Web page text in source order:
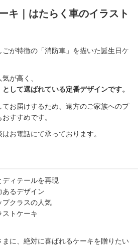
キ｜はたらく車のイラスト
が特徴の「消防車」を描いた誕生日ケ
が高く、
として選ばれている定番デザインです。
お届けするため、遠方のご家族へのプ
すすめです。
お電話にて承っております。
ディテールを再現
あるデザイン
プクラスの人気
ストケーキ
まに、絶対に喜ばれるケーキを贈りたい